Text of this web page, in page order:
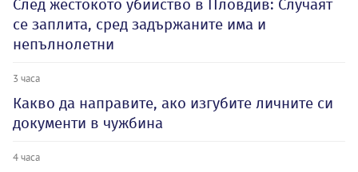
След жестокото убийство в Пловдив: Случаят
се заплита, сред задържаните има и
непълнолетни
3 часа
Какво да направите, ако изгубите личните си
документи в чужбина
4 часа